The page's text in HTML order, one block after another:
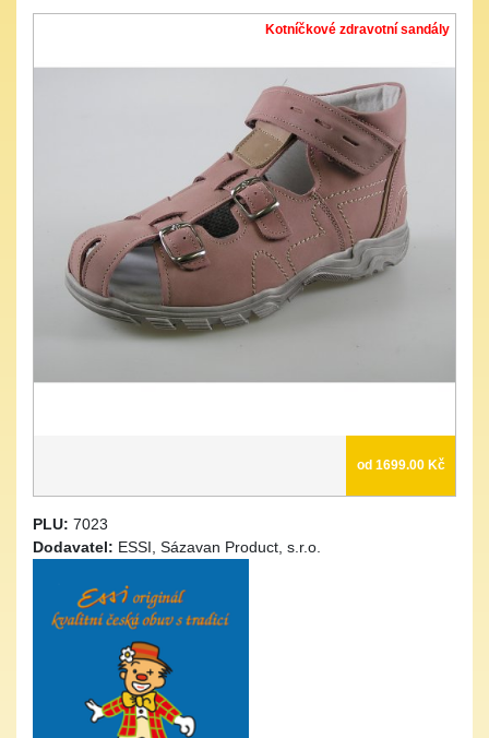
Kotníčkové zdravotní sandály
od 1699.00 Kč
PLU: 7023
Dodavatel: ESSI, Sázavan Product, s.r.o.